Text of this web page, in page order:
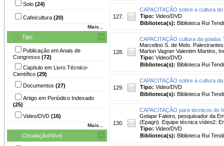
Solo (24)
Cafeicultura (20)
Mais...
Tipo
Publicação em Anais de
Congresso (72)
Capítulo em Livro Técnico-
Científico (29)
Documentos (27)
Artigo em Periódico Indexado
(25)
Video/DVD (16)
Mais...
Circulação/Nível
127.
CAPACITAÇÃO sobre a cultura
Tipo: Video/DVD
Biblioteca(s): Biblioteca Rui
128.
CAPACITAÇÃO cultura da goiaba.
Marcelino S. de Melo.
Marlon Vagner Valentim Martins,
Tipo: Video/DVD
Biblioteca(s): Biblioteca Rui
129.
CAPACITAÇÃO sobre a cultura
Tipo: Video/DVD
Biblioteca(s): Biblioteca Rui
130.
CAPACITAÇÃO para técnicos do
Gelape Faleiro, pesquisador da
(Epagri). Equipe técnica vídeo2:
Tipo: Video/DVD
Biblioteca(s): Biblioteca Rui